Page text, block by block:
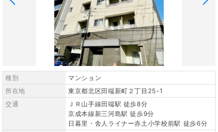
種別
マンション
所在地
東京都北区田端新町２丁目25-1
交通
ＪＲ山手線田端駅 徒歩8分
京成本線新三河島駅 徒歩9分
日暮里・舎人ライナー赤土小学校前駅 徒歩6分